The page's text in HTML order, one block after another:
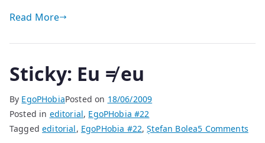
Read More
Sticky: Eu ≠ eu
By EgoPHobiaPosted on 18/06/2009
Posted in editorial, EgoPHobia #22
Taggededitorial, EgoPHobia #22,Ștefan Bolea5 Commentson